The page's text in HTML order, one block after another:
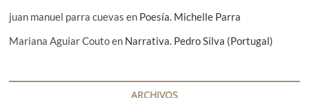
juan manuel parra cuevas en Poesía. Michelle Parra
Mariana Aguiar Coutoen Narrativa. Pedro Silva (Portugal)
ARCHIVOS